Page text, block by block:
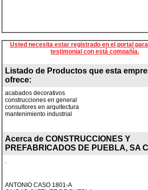
Usted necesita estar registrado en el portal
testimonial con está compañía.
Listado de Productos que esta
ofrece:
acabados decorativos
construcciones en general
consultores en arquitectura
mantenimiento industrial
Acerca de CONSTRUCCIONES Y
PREFABRICADOS DE PUEBLA, SA
.
ANTONIO CASO 1801-A